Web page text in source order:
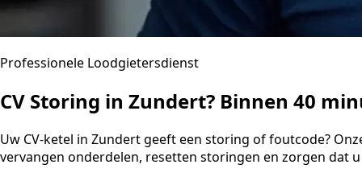
Professionele Loodgietersdienst
CV Storing in Zundert? Binnen 40
Uw CV-ketel in Zundert geeft een storing of foutcode?
vervangen onderdelen, resetten storingen en zorgen dat